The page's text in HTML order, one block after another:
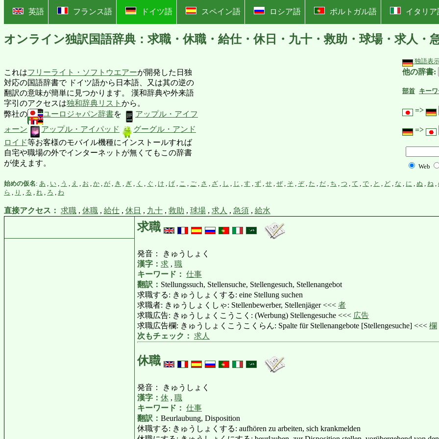
英語 フランス語 ドイツ語 スペイン語 ロシア語 ポルトガル語 イタリア
オンライン独訳国語辞典：求職・休職・給仕・休日・九十・救助・球場・求人・
これはフリーライト・ソフトウエアーが開発した日独
対応の国語辞書で ドイツ語から日本語、又は其の逆の
翻訳の意味が簡単に見つかります。 漢和辞典や外来語
字引のアクセスは独和辞典リスト から。
弊社の
ユーロジャパン辞書を
アップル・アイフ
ォーン
アップル・アイパッド
グーグル・アンド
ロイド等お客様のモバイル機種にインストールすれば
自宅や職場の外でインターネットが無くてもこの辞書
が使えます。
独語表
他の辞書:
部首 キー
=>
=>
Web
始めの仮名: あ い う え お か が き ぎ く ぐ け げ こ ご さ ざ し じ す ず せ ぜ, そ ぞ, た だ ち つ て で と ど な に ぬ ね
ら
り る れ ろ わ
直接アクセス： 求職 , 休職 , 給仕 , 休日 , 九十 , 救助 , 球場 , 求人 , 急須 , 給水
求職
発音： きゅうしょく
漢字： 求 , 職
キーワード： 仕事
翻訳： Stellungssuch, Stellensuche, Stellengesuch, Stellenangebot
求職する: きゅうしょくする: eine Stellung suchen
求職者: きゅうしょくしゃ: Stellenbewerber, Stellenjäger <<< 者
求職広告: きゅうしょくこうこく: (Werbung) Stellengesuche <<< 広告
求職広告欄: きゅうしょくこうこくらん: Spalte für Stellenangebote [Stellengesuche] <<< 欄
次もチェック： 求人
休職
発音： きゅうしょく
漢字： 休 , 職
キーワード： 仕事
翻訳： Beurlaubung, Disposition
休職する: きゅうしょくする: aufhören zu arbeiten, sich krankmelden